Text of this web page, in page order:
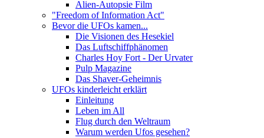
Alien-Autopsie Film
"Freedom of Information Act"
Bevor die UFOs kamen...
Die Visionen des Hesekiel
Das Luftschiffphänomen
Charles Hoy Fort - Der Urvater
Pulp Magazine
Das Shaver-Geheimnis
UFOs kinderleicht erklärt
Einleitung
Leben im All
Flug durch den Weltraum
Warum werden Ufos gesehen?